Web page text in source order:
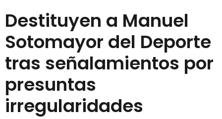
Destituyen a Manuel
Sotomayor del Deporte
tras señalamientos por
presuntas
irregularidades